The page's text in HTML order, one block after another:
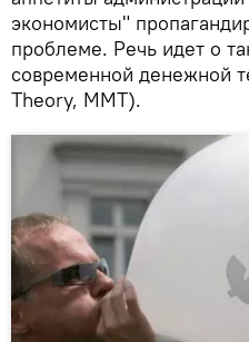
экономисты"
проблеме. Речь идет о
современной денежной
Theory, MMT).